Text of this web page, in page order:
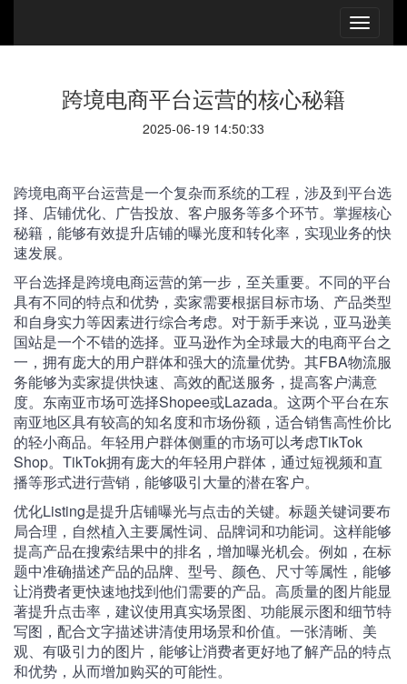
跨境电商平台运营的核心秘籍
2025-06-19 14:50:33
跨境电商平台运营是一个复杂而系统的工程，涉及到平台选
择、店铺优化、广告投放、客户服务等多个环节。掌握核心
秘籍，能够有效提升店铺的曝光度和转化率，实现业务的快
速发展。
平台选择是跨境电商运营的第一步，至关重要。不同的平台
具有不同的特点和优势，卖家需要根据目标市场、产品类型
和自身实力等因素进行综合考虑。对于新手来说，亚马逊美
国站是一个不错的选择。亚马逊作为全球最大的电商平台之
一，拥有庞大的用户群体和强大的流量优势。其FBA物流服
务能够为卖家提供快速、高效的配送服务，提高客户满意
度。东南亚市场可选择Shopee或Lazada。这两个平台在东
南亚地区具有较高的知名度和市场份额，适合销售高性价比
的轻小商品。年轻用户群体侧重的市场可以考虑TikTok
Shop。TikTok拥有庞大的年轻用户群体，通过短视频和直
播等形式进行营销，能够吸引大量的潜在客户。
优化Listing是提升店铺曝光与点击的关键。标题关键词要布
局合理，自然植入主要属性词、品牌词和功能词。这样能够
提高产品在搜索结果中的排名，增加曝光机会。例如，在标
题中准确描述产品的品牌、型号、颜色、尺寸等属性，能够
让消费者更快速地找到他们需要的产品。高质量的图片能显
著提升点击率，建议使用真实场景图、功能展示图和细节特
写图，配合文字描述讲清使用场景和价值。一张清晰、美
观、有吸引力的图片，能够让消费者更好地了解产品的特点
和优势，从而增加购买的可能性。